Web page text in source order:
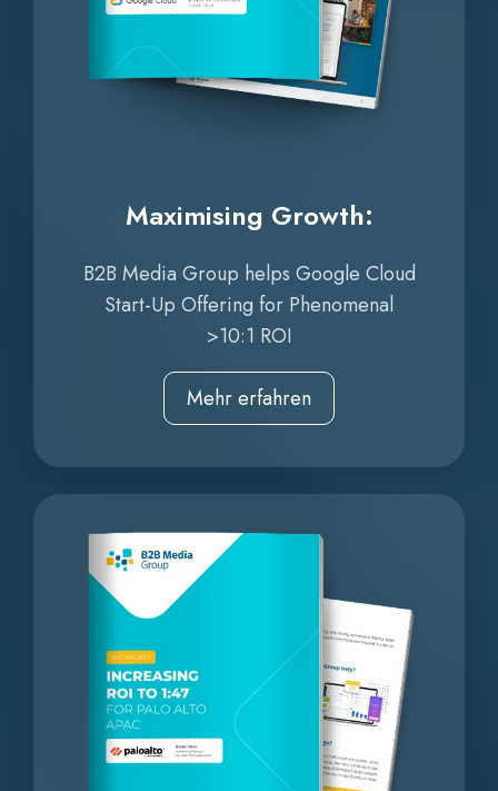
Maximising Growth:
B2B Media Group helps Google Cloud
Start-Up Offering for Phenomenal
>10:1 ROI
Mehr erfahren
ROI
Palo
Alto